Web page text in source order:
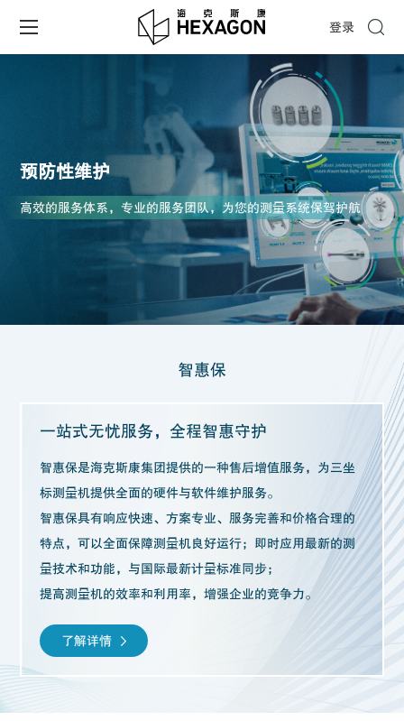
登录
预防性维护
高效的服务体系，专业的服务团队，为您的测量系统保驾护航
智惠保
一站式无忧服务，全程智惠守护
智惠保是海克斯康集团提供的一种售后增值服务，为三坐
标测量机提供全面的硬件与软件维护服务。
智惠保具有响应快速、方案专业、服务完善和价格合理的
特点，可以全面保障测量机良好运行；即时应用最新的测
量技术和功能，与国际最新计量标准同步；
提高测量机的效率和利用率，增强企业的竞争力。
了解详情